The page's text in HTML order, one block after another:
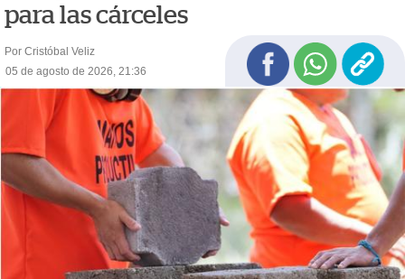
para las cárceles
Por Cristóbal Veliz
05 de agosto de 2026, 21:36